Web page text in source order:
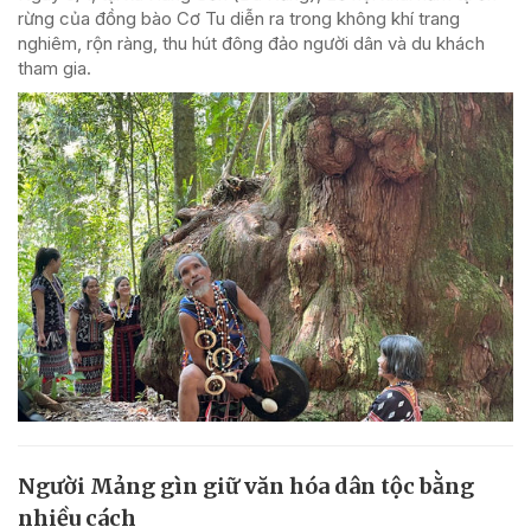
rừng của đồng bào Cơ Tu diễn ra trong không khí trang
nghiêm, rộn ràng, thu hút đông đảo người dân và du khách
tham gia.
Người Mảng gìn giữ văn hóa dân tộc bằng
nhiều cách